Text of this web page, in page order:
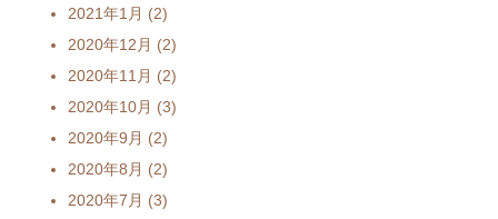
2021年1月 (2)
2020年12月 (2)
2020年11月 (2)
2020年10月 (3)
2020年9月 (2)
2020年8月 (2)
2020年7月 (3)